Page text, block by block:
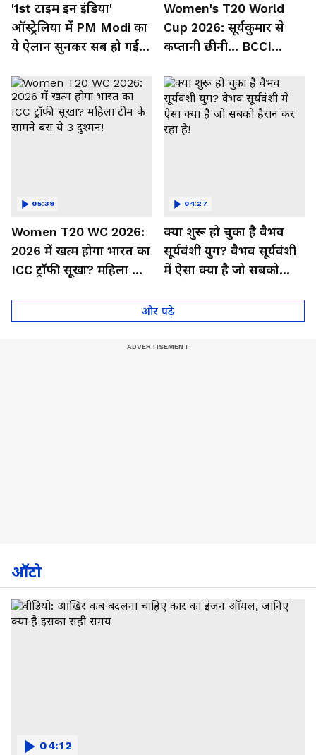
'1st टाइम इन इंडिया'
ऑस्ट्रेलिया में PM Modi का
ये ऐलान सुनकर सब हो गई
Women's T20 World
Cup 2026: सूर्यकुमार से
कप्तानी छीनी... BCCI
Women T20 WC 2026:
2026 में खत्म होगा भारत का
ICC ट्रॉफी सूखा? महिला टीम
05:39
क्या शुरू हो चुका है वैभव
सूर्यवंशी युग? वैभव सूर्यवंशी
में ऐसा क्या है जो सबको
04:27
और पढ़े
ऑटो
04:12